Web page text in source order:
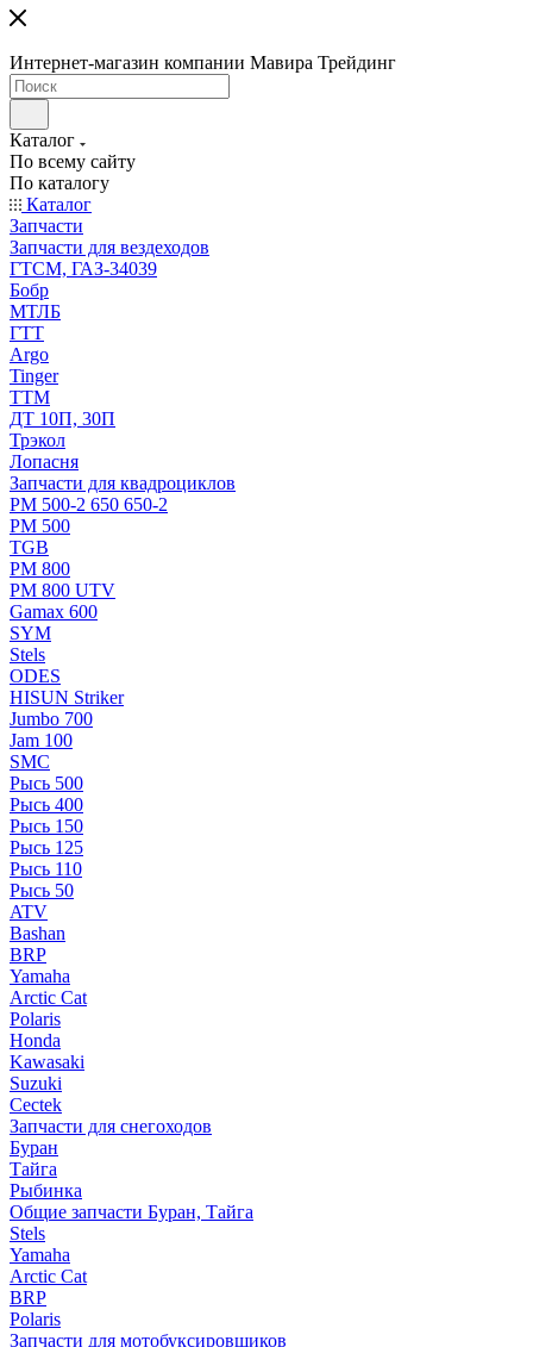
Интернет-магазин компании Мавира Трейдинг
Каталог
По всему сайту
По каталогу
Каталог
Запчасти
Запчасти для вездеходов
ГТСМ, ГАЗ-34039
Бобр
МТЛБ
ГТТ
Argo
Tinger
ТТМ
ДТ 10П, 30П
Трэкол
Лопасня
Запчасти для квадроциклов
РМ 500-2 650 650-2
РМ 500
TGB
РМ 800
РМ 800 UTV
Gamax 600
SYM
Stels
ОDЕS
HISUN Striker
Jumbo 700
Jam 100
SMC
Рысь 500
Рысь 400
Рысь 150
Рысь 125
Рысь 110
Рысь 50
ATV
Bashan
BRP
Yamaha
Arctic Cat
Polaris
Honda
Kawasaki
Suzuki
Cectek
Запчасти для снегоходов
Буран
Тайга
Рыбинка
Общие запчасти Буран, Тайга
Stels
Yamaha
Arctic Cat
BRP
Polaris
Запчасти для мотобуксировщиков